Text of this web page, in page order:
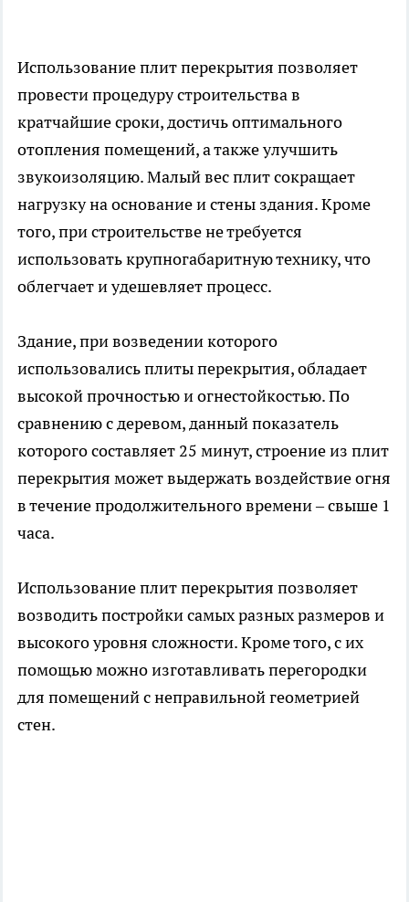
Использование плит перекрытия позволяет
провести процедуру строительства в
кратчайшие сроки, достичь оптимального
отопления помещений, а также улучшить
звукоизоляцию. Малый вес плит сокращает
нагрузку на основание и стены здания. Кроме
того, при строительстве не требуется
использовать крупногабаритную технику, что
облегчает и удешевляет процесс.
Здание, при возведении которого
использовались плиты перекрытия, обладает
высокой прочностью и огнестойкостью. По
сравнению с деревом, данный показатель
которого составляет 25 минут, строение из плит
перекрытия может выдержать воздействие огня
в течение продолжительного времени – свыше 1
часа.
Использование плит перекрытия позволяет
возводить постройки самых разных размеров и
высокого уровня сложности. Кроме того, с их
помощью можно изготавливать перегородки
для помещений с неправильной геометрией
стен.